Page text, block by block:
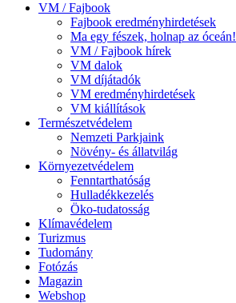
VM / Fajbook
Fajbook eredményhirdetések
Ma egy fészek, holnap az óceán!
VM / Fajbook hírek
VM dalok
VM díjátadók
VM eredményhirdetések
VM kiállítások
Természetvédelem
Nemzeti Parkjaink
Növény- és állatvilág
Környezetvédelem
Fenntarthatóság
Hulladékkezelés
Öko-tudatosság
Klímavédelem
Turizmus
Tudomány
Fotózás
Magazin
Webshop